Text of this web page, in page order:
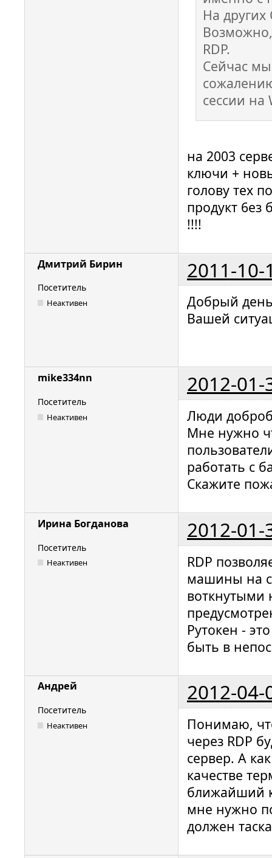
На
RDP.
Сейчас
сессии на
на 2003
ключи +
голову тех
продукт 6ез
!!!!
Дмитрий Бирин 2011-10-
Посетитель
Неактивен
Добрый
Вашей
mike334nn 2012-01-
Посетитель
Неактивен
Люди
Мне нужно
работать с
Скажите
Ирина Богданова 2012-01-
Посетитель
Неактивен
RDP
машины на
воткнутыми
Рутокен -
быть в
Андрей 2012-04-
Посетитель
Неактивен
Понимаю,
через RDP
сервер. А
качестве
ближайший
мне нужно
должен